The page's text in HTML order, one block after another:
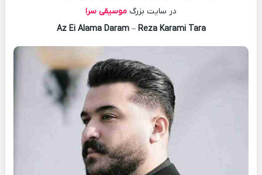
در سایت بزرگ موسیقی سرا
Az Ei Alama Daram– Reza Karami Tara